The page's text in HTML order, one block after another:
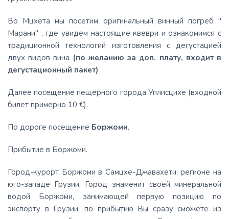
Во Мцхета мы посетим оригинальный винный погреб "
Марани" , где увидем настоящие квеври и ознакомимся с
традиционной технологий изготовления с дегустацией
двух видов вина (по желанию за доп. плату, входит в
дегустационный пакет)
Далее посещение пещерного города Уплисцихе (входной
билет примерно 10 €).
По дороге посещение Боржоми.
Прибытие в Боржоми.
Город-курорт Боржоми в Самцхе-Джавахети, регионе на
юго-западе Грузии. Город знаменит своей минеральной
водой Боржоми, занимающей первую позицию по
экспорту в Грузии, по прибытию Вы сразу сможете из